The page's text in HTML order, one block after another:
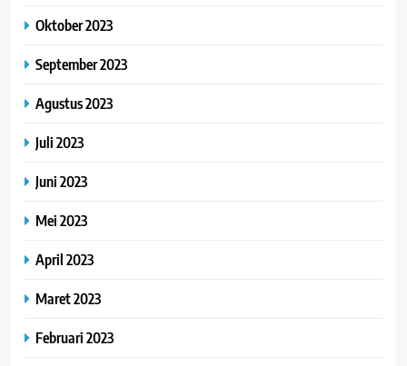
Oktober 2023
September 2023
Agustus 2023
Juli 2023
Juni 2023
Mei 2023
April 2023
Maret 2023
Februari 2023